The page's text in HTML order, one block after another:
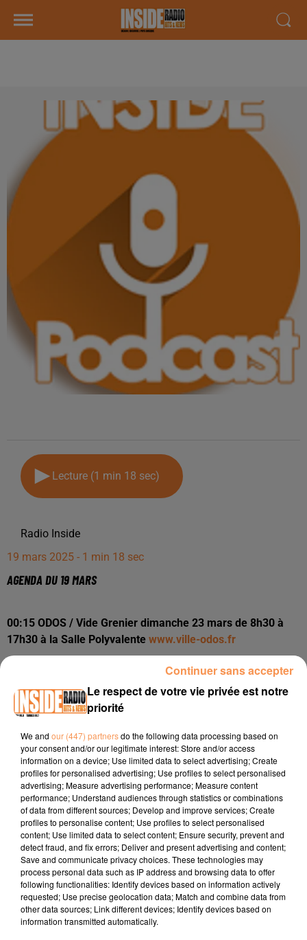
Lecture (1 min 18 sec)
Radio Inside
19 mars 2025 - 1 min 18 sec
AGENDA DU 19 MARS
00:15 ODOS / Vide Grenier dimanche 23 mars de 8h30 à
17h30 à la Salle Polyvalente www.ville-odos.fr
la semaine nationale de la petite enfance vendredi 21 mars
de 10h à 12h à la médiathèquewww.pau.fr
00:45 SAINT-JEAN-DE-LUZ / Salon du livre et du vinyle
d'occasion ce week-end rendez-vous du 21 au 23 mars à la
Grillerie du port au profit de Cafecito
www.saintjeandeluz.fr
Le respect de votre vie privée est notre
priorité
We and our (447) partnersdo the following data processing based on
your consent and/or our legitimate interest: Store and/or access
information on a device; Use limited data to select advertising; Create
profiles for personalised advertising; Use profiles to select personalised
advertising; Measure advertising performance; Measure content
performance; Understand audiences through statistics or combinations
of data from different sources; Develop and improve services; Create
profiles to personalise content; Use profiles to select personalised
content; Use limited data to select content; Ensure security, prevent and
detect fraud, and fix errors; Deliver and present advertising and content;
Save and communicate privacy choices. These technologies may
process personal data such as IP address and browsing data to offer
following functionalities: Identify devices based on information actively
requested; Use precise geolocation data; Match and combine data from
other data sources; Link different devices; Identify devices based on
information transmitted automatically.
Continuer sans accepter